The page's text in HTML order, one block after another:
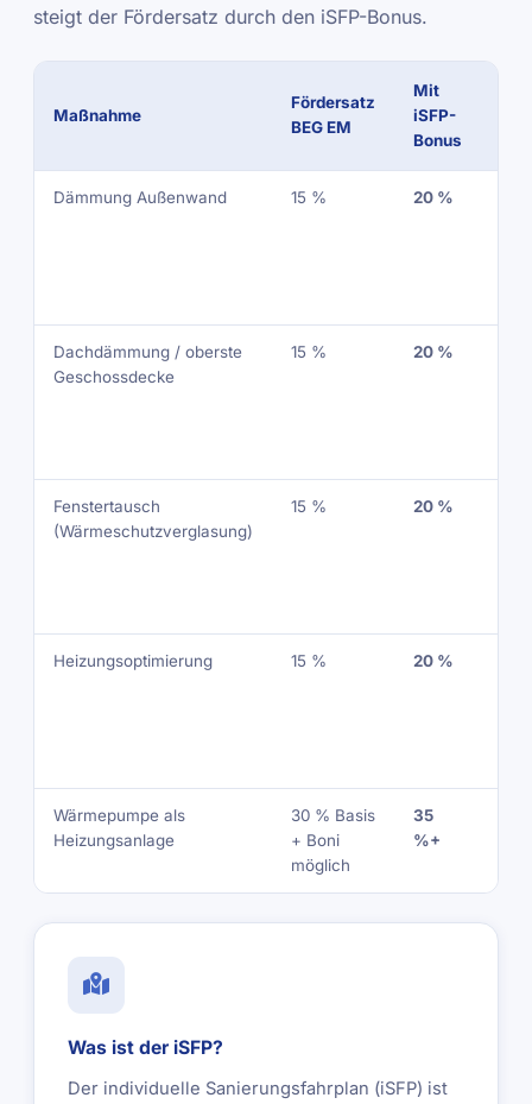
steigt der Fördersatz durch den iSFP-Bonus.
Maßnahme
Fördersatz
BEG EM
Mit
iSFP-
Bonus
Dämmung Außenwand 15 % 20 %
Dachdämmung / oberste
Geschossdecke
15 % 20 %
Fenstertausch
(Wärmeschutzverglasung)
15 % 20 %
Heizungsoptimierung 15 % 20 %
Wärmepumpe als
Heizungsanlage
30 % Basis
+ Boni
möglich
35
%+
Was ist der iSFP?
Der individuelle Sanierungsfahrplan (iSFP) ist